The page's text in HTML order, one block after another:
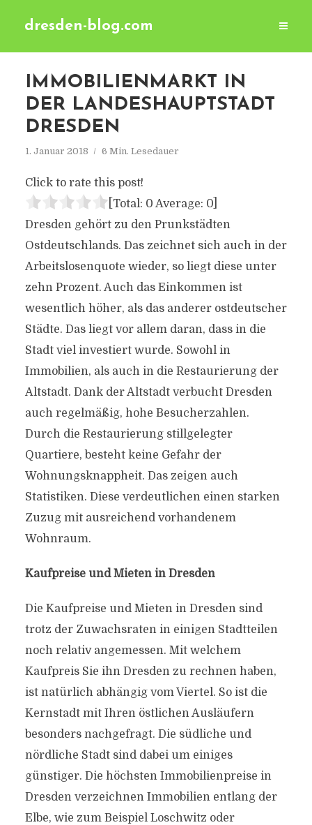
dresden-blog.com
IMMOBILIENMARKT IN
DER LANDESHAUPTSTADT
DRESDEN
1. Januar 2018 6 Min. Lesedauer
Click to rate this post!
[Total: 0 Average: 0]
Dresden gehört zu den Prunkstädten
Ostdeutschlands. Das zeichnet sich auch in der
Arbeitslosenquote wieder, so liegt diese unter
zehn Prozent. Auch das Einkommen ist
wesentlich höher, als das anderer ostdeutscher
Städte. Das liegt vor allem daran, dass in die
Stadt viel investiert wurde. Sowohl in
Immobilien, als auch in die Restaurierung der
Altstadt. Dank der Altstadt verbucht Dresden
auch regelmäßig, hohe Besucherzahlen.
Durch die Restaurierung stillgelegter
Quartiere, besteht keine Gefahr der
Wohnungsknappheit. Das zeigen auch
Statistiken. Diese verdeutlichen einen starken
Zuzug mit ausreichend vorhandenem
Wohnraum.
Kaufpreise und Mieten in Dresden
Die Kaufpreise und Mieten in Dresden sind
trotz der Zuwachsraten in einigen Stadtteilen
noch relativ angemessen. Mit welchem
Kaufpreis Sie ihn Dresden zu rechnen haben,
ist natürlich abhängig vom Viertel. So ist die
Kernstadt mit Ihren östlichen Ausläufern
besonders nachgefragt. Die südliche und
nördliche Stadt sind dabei um einiges
günstiger. Die höchsten Immobilienpreise in
Dresden verzeichnen Immobilien entlang der
Elbe, wie zum Beispiel Loschwitz oder